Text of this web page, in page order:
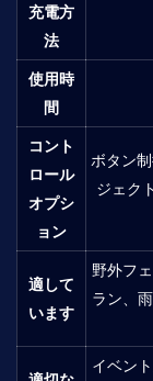
充電方
法
使用時
間
コント
ロール
オプシ
ョン
ボタン
ジェク
適して
います
野外フ
ラン、
イベン